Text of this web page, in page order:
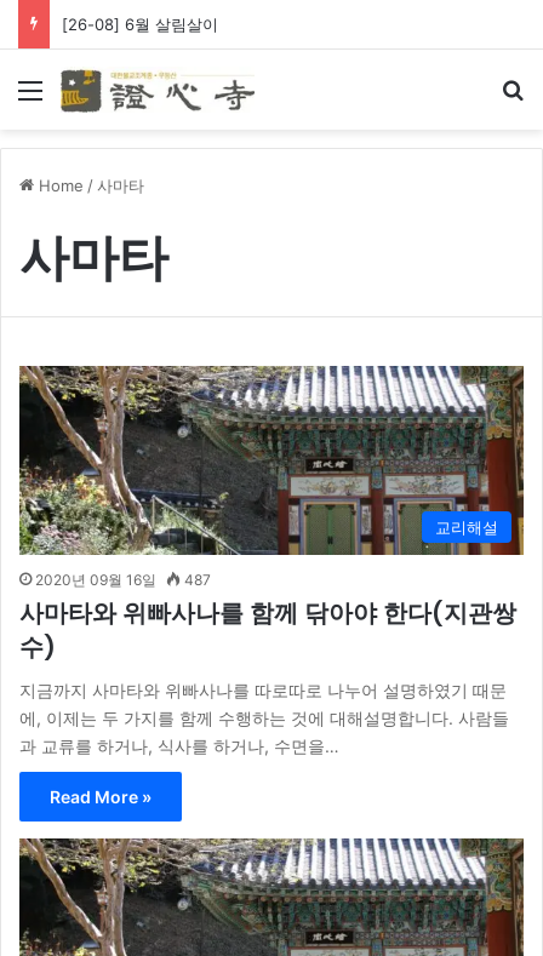
[26-08] 6월 살림살이
Menu
Home /사마타
사마타
교리해설
2020년 09월 16일 487
사마타와 위빠사나를 함께 닦아야 한다(지관쌍
수)
지금까지 사마타와 위빠사나를 따로따로 나누어 설명하였기 때문
에, 이제는 두 가지를 함께 수행하는 것에 대해설명합니다. 사람들
과 교류를 하거나, 식사를 하거나, 수면을…
Read More »